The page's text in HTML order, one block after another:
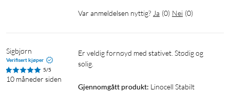
Var anmeldelsen nyttig? Ja (0) Nei (0)
Sigbjørn
Verifisert kjøper
5/5
10 måneder siden
Er veldig fornøyd med stativet. Stødig og
solig.
Gjennomgått produkt: Linocell Stabilt